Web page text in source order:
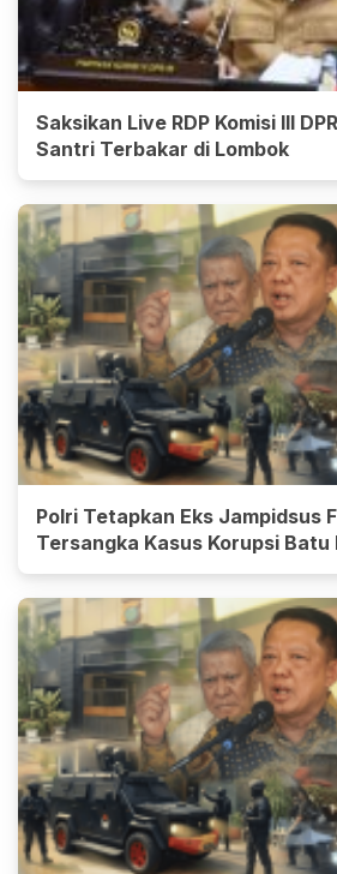
Saksikan Live RDP Komisi III
Santri Terbakar di Lombok
Polri Tetapkan Eks Jampidsus
Tersangka Kasus Korupsi Batu